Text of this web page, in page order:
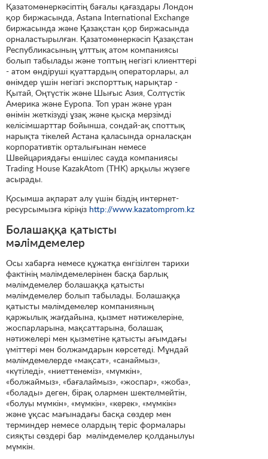
Қазатомөнеркәсіптің бағалы қағаздары Лондон
қор биржасында, Astana International Exchange
биржасында және Қазақстан қор биржасында
орналастырылған. Қазатомөнеркәсіп Қазақстан
Республикасының ұлттық атом компаниясы
болып табылады және топтың негізгі клиенттері
- атом өндіруші қуаттардың операторлары, ал
өнімдер үшін негізгі экспорттық нарықтар -
Қытай, Оңтүстік және Шығыс Азия, Солтүстік
Америка және Еуропа. Топ уран және уран
өнімін жеткізуді ұзақ және қысқа мерзімді
келісімшарттар бойынша, сондай-ақ споттық
нарықта тікелей Астана қаласында орналасқан
корпоративтік орталығынан немесе
Швейцариядағы еншілес сауда компаниясы
Тrading House KazakAtom (THK) арқылы жүзеге
асырады.
Қосымша ақпарат алу үшін біздің интернет-
ресурсымызға кіріңіз http://www.kazatomprom.kz
Болашаққа қатысты
мәлімдемелер
Осы хабарға немесе құжатқа енгізілген тарихи
фактінің мәлімдемелерінен басқа барлық
мәлімдемелер болашаққа қатысты
мәлімдемелер болып табылады. Болашаққа
қатысты мәлімдемелер компанияның
қаржылық жағдайына, қызмет нәтижелеріне,
жоспарларына, мақсаттарына, болашақ
нәтижелері мен қызметіне қатысты ағымдағы
үміттері мен болжамдарын көрсетеді. Мұндай
мәлімдемелерде «мақсат», «санаймыз»,
«күтіледі», «ниеттенеміз», «мүмкін»,
«болжаймыз», «бағалаймыз», «жоспар», «жоба»,
«болады» деген, бірақ олармен шектелмейтін,
«болуы мүмкін», «мүмкін», «керек», «мүмкін»
және ұқсас мағынадағы басқа сөздер мен
терминдер немесе олардың теріс формалары
сияқты сөздері бар мәлімдемелер қолданылуы
мүмкін.